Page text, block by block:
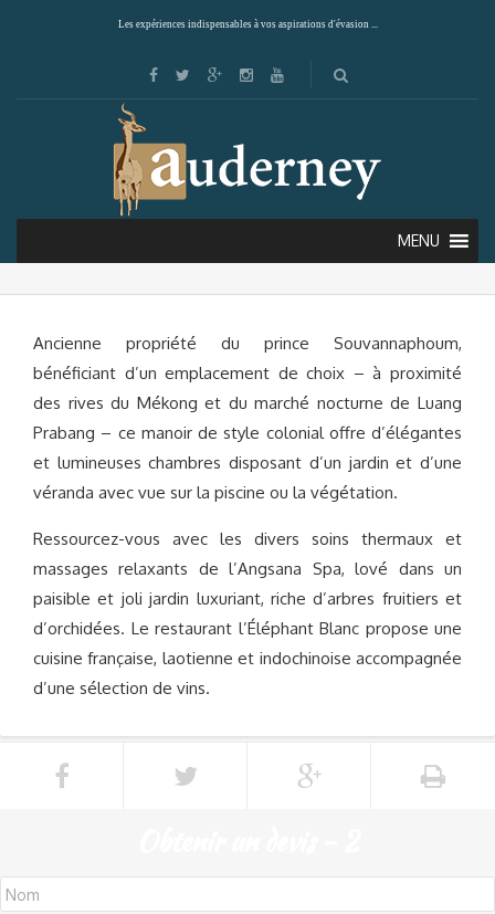
Les expériences indispensables à vos aspirations d'évasion ...
MENU
MAISON SOUVANNAPHOUM HOTEL
Ancienne propriété du prince Souvannaphoum,
bénéficiant d’un emplacement de choix – à proximité
des rives du Mékong et du marché nocturne de Luang
Prabang – ce manoir de style colonial offre d’élégantes
et lumineuses chambres disposant d’un jardin et d’une
véranda avec vue sur la piscine ou la végétation.
Ressourcez-vous avec les divers soins thermaux et
massages relaxants de l’Angsana Spa, lové dans un
paisible et joli jardin luxuriant, riche d’arbres fruitiers et
d’orchidées. Le restaurant l’Éléphant Blanc propose une
cuisine française, laotienne et indochinoise accompagnée
d’une sélection de vins.